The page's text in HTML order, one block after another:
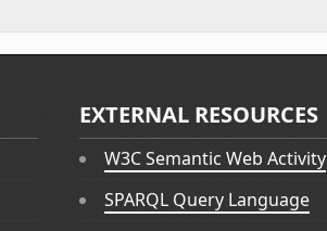
EXTERNAL RESOURCES
W3C Semantic Web Activity
SPARQL Query Language